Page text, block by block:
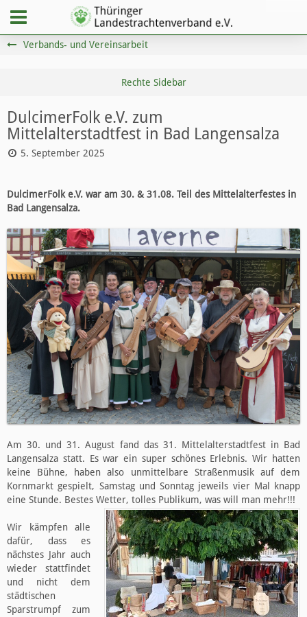
Verbands- und Vereinsarbeit
DulcimerFolk e.V. zum
Mittelalterstadtfest in Bad Langensalza
5. September 2025
DulcimerFolk e.V. war am 30. & 31.08. Teil des Mittelalterfestes in
Bad Langensalza.
Am 30. und 31. August fand das 31. Mittelalterstadtfest in Bad
Langensalza statt. Es war ein super schönes Erlebnis. Wir hatten
keine Bühne, haben also unmittelbare Straßenmusik auf dem
Kornmarkt gespielt, Samstag und Sonntag jeweils vier Mal knapp
eine Stunde. Bestes Wetter, tolles Publikum, was will man mehr!!!
Wir kämpfen alle
dafür, dass es
nächstes Jahr auch
wieder stattfindet
und nicht dem
städtischen
Sparstrumpf zum